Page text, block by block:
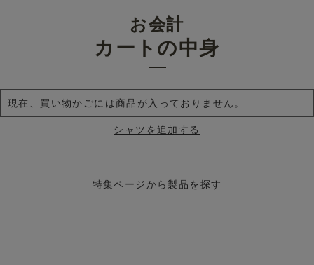
お会計
カートの中身
現在、買い物かごには商品が入っておりません。
シャツを追加する
特集ページから製品を探す